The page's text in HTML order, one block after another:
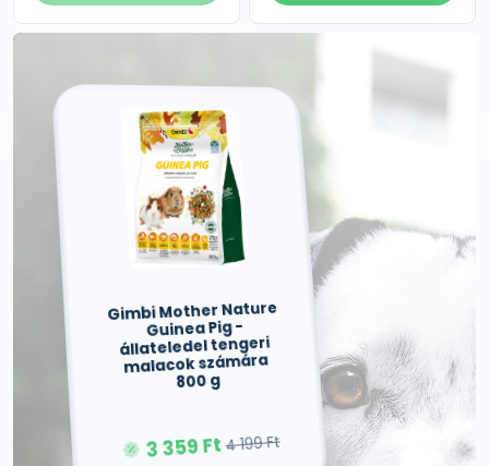
Gimbi Mother Nature
Guinea Pig -
állateledel tengeri
malacok számára
800 g
3 359 Ft4 199 Ft